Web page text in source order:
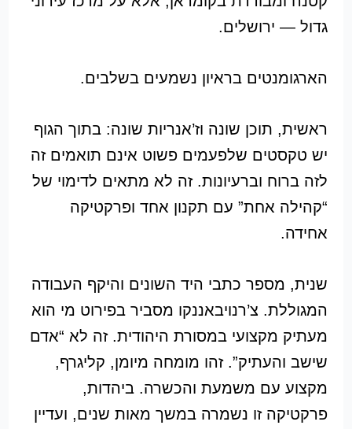
גדול — ירושלים.
הארגומנטים בראיון נשמעים בשלבים.
ראשית, תוכן שונה וז’אנריות שונה: בתוך הגוף
יש טקסטים שלפעמים פשוט אינם תואמים זה
לזה ברוח וברעיונות. זה לא מתאים לדימוי של
“קהילה אחת” עם תקנון אחד ופרקטיקה
אחידה.
שנית, מספר כתבי היד השונים והיקף העבודה
המגוללת. צ’רנויבאננקו מסביר בפירוט מי הוא
מעתיק מקצועי במסורת היהודית. זה לא “אדם
שישב והעתיק”. זהו מומחה מיומן, קליגרף,
מקצוע עם משמעת והכשרה. ביהדות,
פרקטיקה זו נשמרה במשך מאות שנים, ועדיין